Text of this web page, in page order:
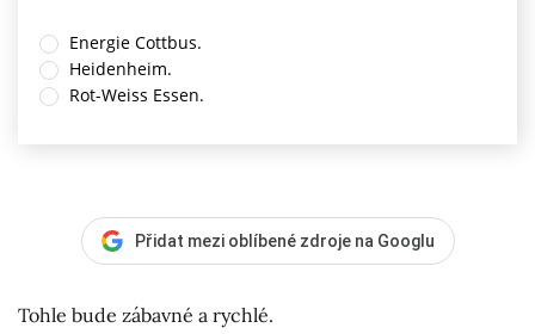
Energie Cottbus.
Heidenheim.
Rot-Weiss Essen.
Přidat mezi oblíbené zdroje na Googlu
Tohle bude zábavné a rychlé.